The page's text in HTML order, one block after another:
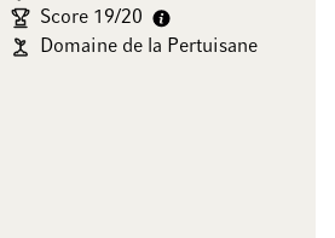
Score 19/20
Domaine de la Pertuisane